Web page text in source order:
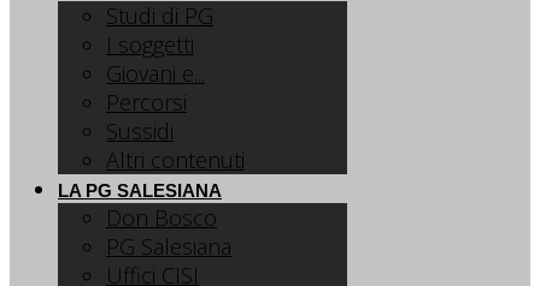
Studi di PG
I soggetti
Giovani e...
Percorsi
Sussidi
Altri contenuti
LA PG SALESIANA
Don Bosco
PG Salesiana
Uffici CISI